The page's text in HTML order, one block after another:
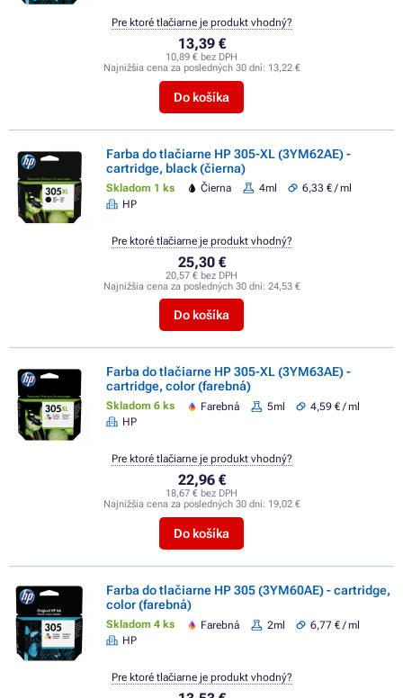
13,39 €
10,89 € bez DPH
Najnižšia cena za posledných 30 dní: 13,22 €
Do košíka
Pre ktoré tlačiarne je produkt vhodný?
Farba do tlačiarne HP 305-XL (3YM62AE) -
cartridge, black (čierna)
Skladom 1 ks Čierna 4ml
6,33 € / ml
HP
25,30 €
20,57 € bez DPH
Najnižšia cena za posledných 30 dní: 24,53 €
Do košíka
Pre ktoré tlačiarne je produkt vhodný?
Farba do tlačiarne HP 305-XL (3YM63AE) -
cartridge, color (farebná)
Skladom 6 ks Farebná 5ml
4,59 € / ml
HP
22,96 €
18,67 € bez DPH
Najnižšia cena za posledných 30 dní: 19,02 €
Do košíka
Pre ktoré tlačiarne je produkt vhodný?
Farba do tlačiarne HP 305 (3YM60AE) - cartridge,
color (farebná)
Skladom 4 ks Farebná 2ml
6,77 € / ml
HP
Pre ktoré tlačiarne je produkt vhodný?